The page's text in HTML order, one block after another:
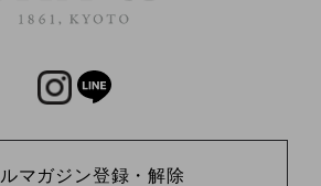
マガジン登録・解除